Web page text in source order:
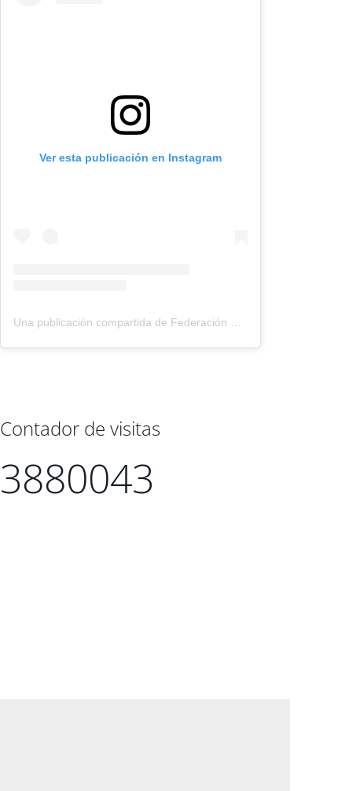
Ver esta publicación en Instagram
Contador de visitas
3880043